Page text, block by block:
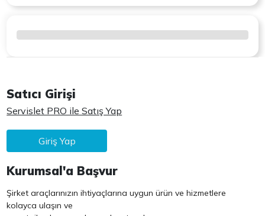
Satıcı Girişi
Servislet PRO ile Satış Yap
Giriş Yap
Kurumsal'a Başvur
Şirket araçlarınızın ihtiyaçlarına uygun ürün ve hizmetlere
kolayca ulaşın ve